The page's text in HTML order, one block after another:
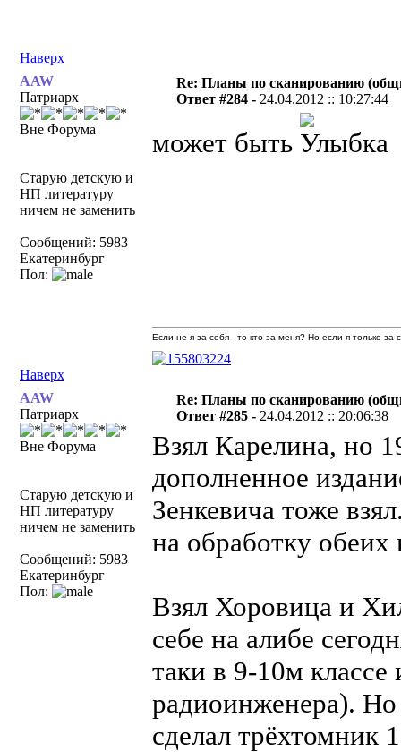
Наверх
AAW
Патриарх
Вне Форума
Старую детскую и
НП литературу
ничем не заменить
Сообщений: 5983
Екатеринбург
Пол:
Re: Планы по сканированию
Ответ #284 - 24.04.2012 :: 10:27:44
может быть
Наверх
Если не я за себя - то кто за меня? Но если я только
AAW
Патриарх
Вне Форума
Старую детскую и
НП литературу
ничем не заменить
Сообщений: 5983
Екатеринбург
Пол:
Re: Планы по сканированию
Ответ #285 - 24.04.2012 :: 20:06:38
Взял Карелина, но
дополненное
Зенкевича тоже
на обработку
Взял Хоровица и
себе на алибе
таки в 9-10м классе
радиоинженера).
сделал трёхтомник